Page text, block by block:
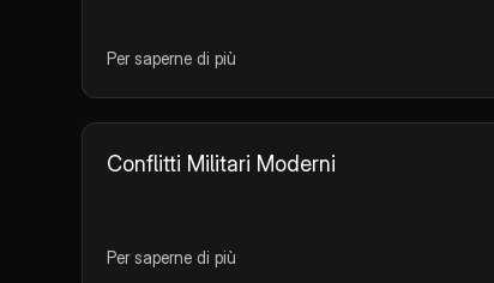
Per saperne di più
Conflitti Militari Moderni
Per saperne di più